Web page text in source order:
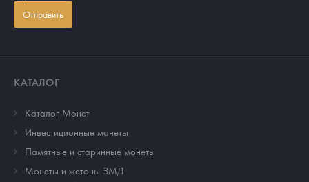
Отправить
КАТАЛОГ
Каталог Монет
Инвестиционные монеты
Памятные и старинные монеты
Монеты и жетоны ЗМД